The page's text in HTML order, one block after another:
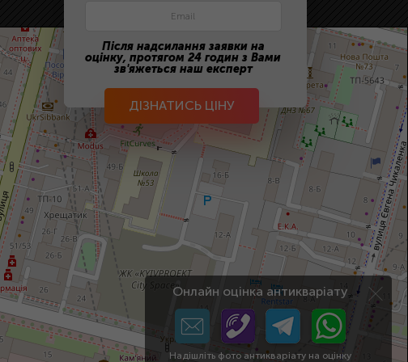
Після надсилання заявки на
оцінку, протягом 24 годин з Вами
зв'яжеться наш експерт
ДІЗНАТИСЬ ЦІНУ
Онлайн оцінка антикваріату
Надішліть фото антикваріату на оцінку